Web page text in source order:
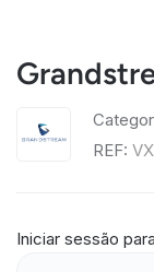
REF:
Iniciar sessão